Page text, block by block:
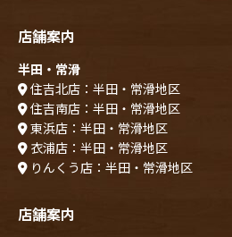
店舗案内
半田・常滑
住吉北店：半田・常滑地区
住吉南店：半田・常滑地区
東浜店：半田・常滑地区
衣浦店：半田・常滑地区
りんくう店：半田・常滑地区
店舗案内